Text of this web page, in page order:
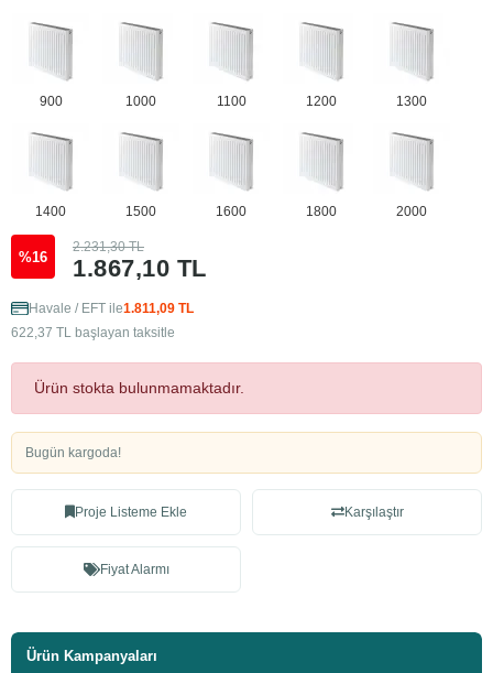
900 1000 1100 1200 1300
1400 1500 1600 1800 2000
%16 1.867,10 TL
2.231,30 TL
Havale / EFT ile1.811,09 TL
622,37 TL başlayan taksitle
Ürün stokta bulunmamaktadır.
Bugün kargoda!
Proje Listeme Ekle Karşılaştır
Fiyat Alarmı
Ürün Kampanyaları